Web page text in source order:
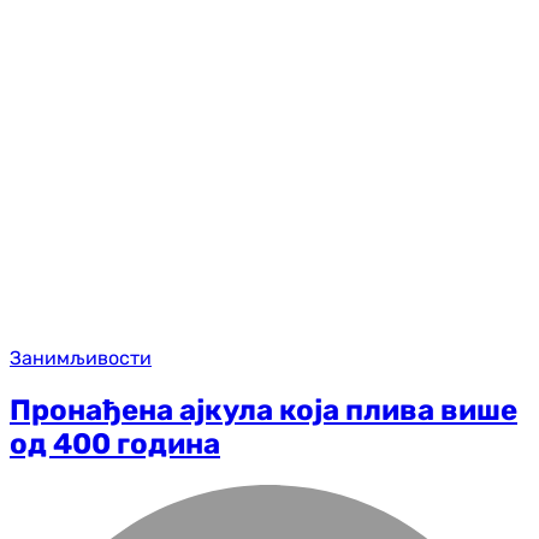
Занимљивости
Пронађена ајкула која плива више
од 400 година